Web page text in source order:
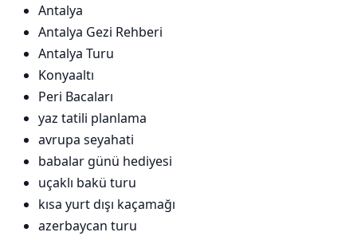
Antalya
Antalya Gezi Rehberi
Antalya Turu
Konyaaltı
Peri Bacaları
yaz tatili planlama
avrupa seyahati
babalar günü hediyesi
uçaklı bakü turu
kısa yurt dışı kaçamağı
azerbaycan turu